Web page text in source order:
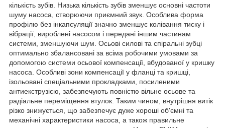
кількість зубів. Низька кількість зубів зменшує основні частоти
шуму насоса, створюючи приємний звук. Особлива форма
профілю без інкапсуляції значно зменшує колівання тиску і
вібрації, вироблені насосом і передані іншим частинам
системи, зменшуючи шум. Осьові силові та спіральні зубці
оптимально збалансовані за всіма робочими умовами за
допомогою системи осьової компенсації, вбудованої у кришку
насоса. Особливі зони компенсації у фланці та кришці,
ізольовані спеціальними прокладками, посиленими
антиекструзією, забезпечують повністю вільне осьове та
радіальне переміщення втулок. Таким чином, внутрішня витік
різко знижується, що забезпечує дуже хороші об'ємні та
механічні характеристики насоса, а також правильне